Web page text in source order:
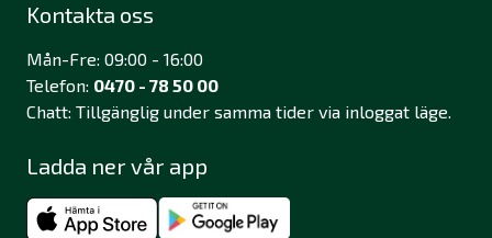
Kontakta oss
Mån-Fre: 09:00 - 16:00
Telefon: 0470 - 78 50 00
Chatt: Tillgänglig under samma tider via inloggat läge.
Ladda ner vår app